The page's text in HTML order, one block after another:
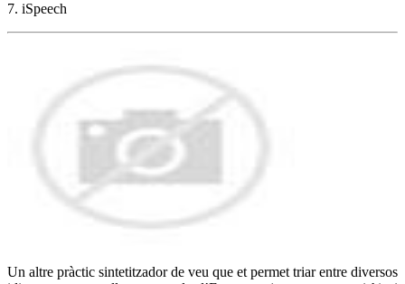
7. iSpeech
Un altre pràctic sintetitzador de veu que et permet triar entre diversos